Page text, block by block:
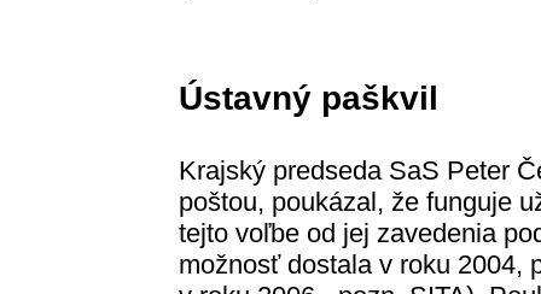
Ústavný paškvil
Krajský predseda SaS Peter
poštou, poukázal, že funguje
tejto voľbe od jej zavedenia
možnosť dostala v roku 2004,